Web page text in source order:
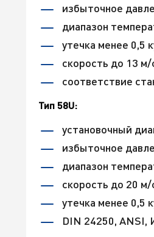
избыточное
диапазон
утечка менее 0,5
скорость до 13 м/
соответствие
Тип 58U:
установочный
избыточное
диапазон
скорость до 20 м/
утечка менее 0,5
DIN 24250, ANSI,